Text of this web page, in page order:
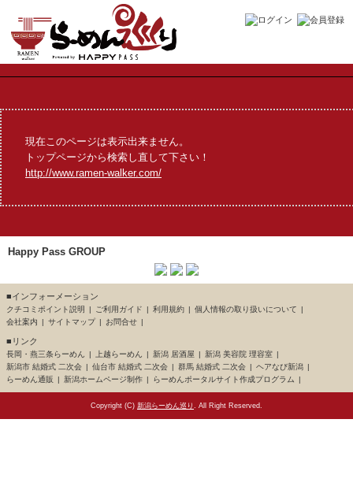
現在このページは表示出来ません。
トップページから検索し直して下さい！
http://www.ramen-walker.com/
Happy Pass GROUP
■インフォーメーション
クチコミポイント説明 ご利用ガイド 利用規約
個人情報の取り扱いについて
会社案内
サイトマップ お問合せ
■リンク
長岡・燕三条らーめん 上越らーめん 新潟 居酒屋
新潟 美容院 理容室
新潟市 結婚式 二次会
仙台市 結婚式 二次会 群馬 結婚式 二次会
ヘアなび新潟
らーめん通販
新潟ホームページ制作 らーめんポータルサイト作成プログラム
Copyright (C) 新潟らーめん巡り . All Right Reserved.